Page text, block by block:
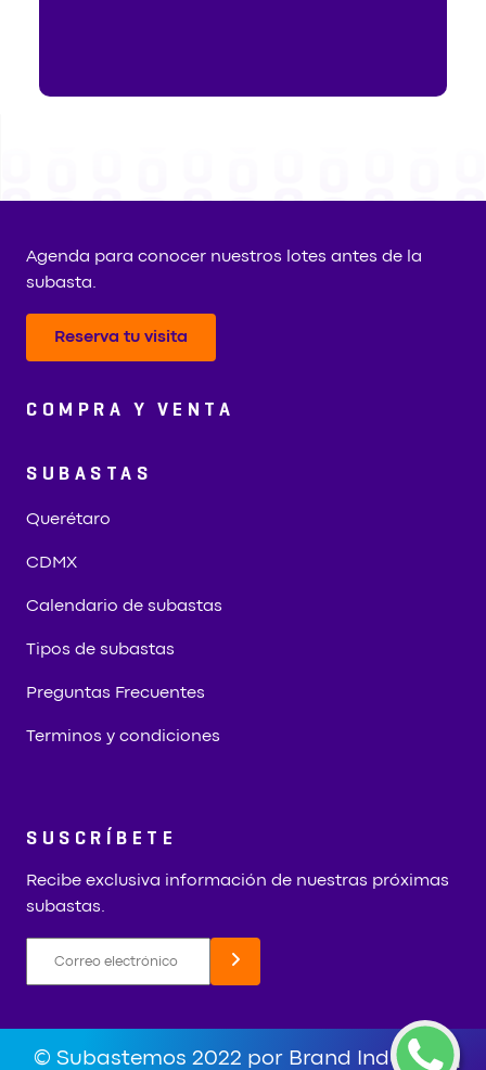
Agenda para conocer nuestros lotes antes de la
subasta.
Reserva tu visita
COMPRA Y VENTA
SUBASTAS
Querétaro
CDMX
Calendario de subastas
Tipos de subastas
Preguntas Frecuentes
Terminos y condiciones
SUSCRÍBETE
Recibe exclusiva información de nuestras próximas
subastas.
© Subastemos 2022 por Brand Industry |